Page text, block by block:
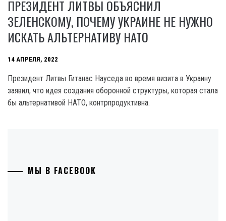
ПРЕЗИДЕНТ ЛИТВЫ ОБЪЯСНИЛ
ЗЕЛЕНСКОМУ, ПОЧЕМУ УКРАИНЕ НЕ НУЖНО
ИСКАТЬ АЛЬТЕРНАТИВУ НАТО
14 АПРЕЛЯ, 2022
Президент Литвы Гитанас Науседа во время визита в Украину
заявил, что идея создания оборонной структуры, которая стала
бы альтернативой НАТО, контрпродуктивна.
МЫ В FACEBOOK